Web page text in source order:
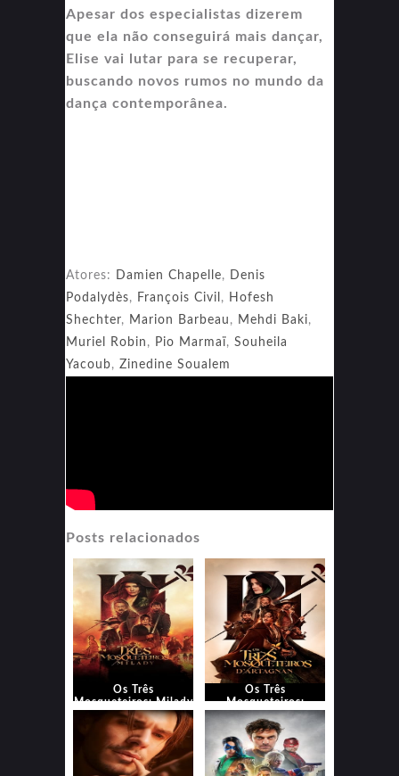
Apesar dos especialistas dizerem
que ela não conseguirá mais dançar,
Elise vai lutar para se recuperar,
buscando novos rumos no mundo da
dança contemporânea.
Atores: Damien Chapelle,
Denis
Podalydès, François Civil , Hofesh
Shechter, Marion Barbeau , Mehdi Baki,
Muriel Robin , Pio Marmaï, Souheila
Yacoub, Zinedine Soualem
Posts relacionados
Os Três
Mosqueteiros: Milady
Os Três
Mosqueteiros:
D’Artagnan